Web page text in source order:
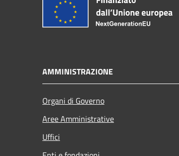
AMMINISTRAZIONE
Organi di Governo
Aree Amministrative
Uffici